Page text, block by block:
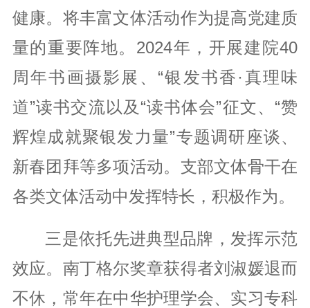
健康。将丰富文体活动作为提高党建质
量的重要阵地。2024年，开展建院40
周年书画摄影展、“银发书香·真理味
道”读书交流以及“读书体会”征文、“赞
辉煌成就聚银发力量”专题调研座谈、
新春团拜等多项活动。支部文体骨干在
各类文体活动中发挥特长，积极作为。
三是依托先进典型品牌，发挥示范
效应。南丁格尔奖章获得者刘淑媛退而
不休，常年在中华护理学会、实习专科